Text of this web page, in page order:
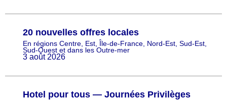
20 nouvelles offres locales
En régions Centre, Est, Île-de-France, Nord-Est, Sud-Est,
Sud-Ouest et dans les Outre-mer
3 août 2026
Hotel pour tous — Journées Privilèges